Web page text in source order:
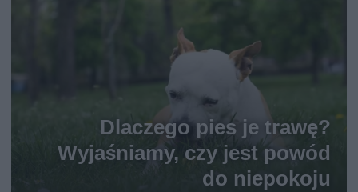
Dlaczego pies je trawę?
Wyjaśniamy, czy jest powód
do niepokoju